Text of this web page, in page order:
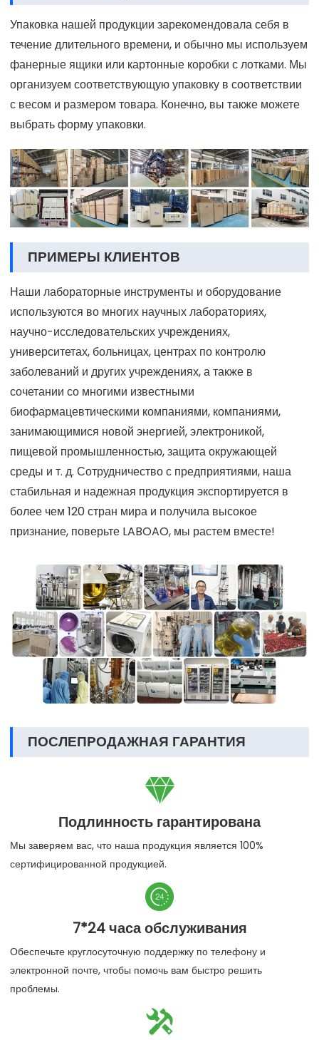
Упаковка нашей продукции зарекомендовала себя в
течение длительного времени, и обычно мы используем
фанерные ящики или картонные коробки с лотками. Мы
организуем соответствующую упаковку в соответствии
с весом и размером товара. Конечно, вы также можете
выбрать форму упаковки.
ПРИМЕРЫ КЛИЕНТОВ
Наши лабораторные инструменты и оборудование
используются во многих научных лабораториях,
научно-исследовательских учреждениях,
университетах, больницах, центрах по контролю
заболеваний и других учреждениях, а также в
сочетании со многими известными
биофармацевтическими компаниями, компаниями,
занимающимися новой энергией, электроникой,
пищевой промышленностью, защита окружающей
среды и т. д. Сотрудничество с предприятиями, наша
стабильная и надежная продукция экспортируется в
более чем 120 стран мира и получила высокое
признание, поверьте LABOAO, мы растем вместе!
ПОСЛЕПРОДАЖНАЯ ГАРАНТИЯ

Подлинность гарантирована
Мы заверяем вас, что наша продукция является 100%
сертифицированной продукцией.

7*24 часа обслуживания
Обеспечьте круглосуточную поддержку по телефону и
электронной почте, чтобы помочь вам быстро решить
проблемы.
